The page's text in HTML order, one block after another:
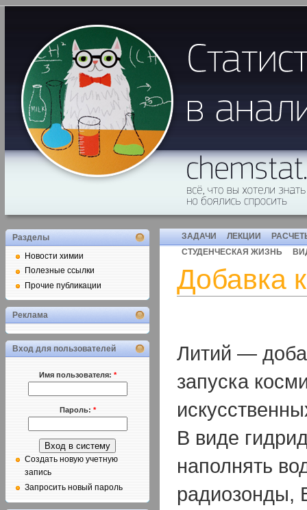
ЗАДАЧИ ЛЕКЦИИ
СТУДЕНЧЕСКАЯ ЖИЗНЬ
Добавка
Литий —
запуска
В виде
наполнять
радиозонды,
Разделы
Новости химии
Полезные ссылки
Прочие публикации
Реклама
Вход для пользователей
Имя пользователя: *
Пароль: *
Создать новую учетную
запись
Запросить новый пароль